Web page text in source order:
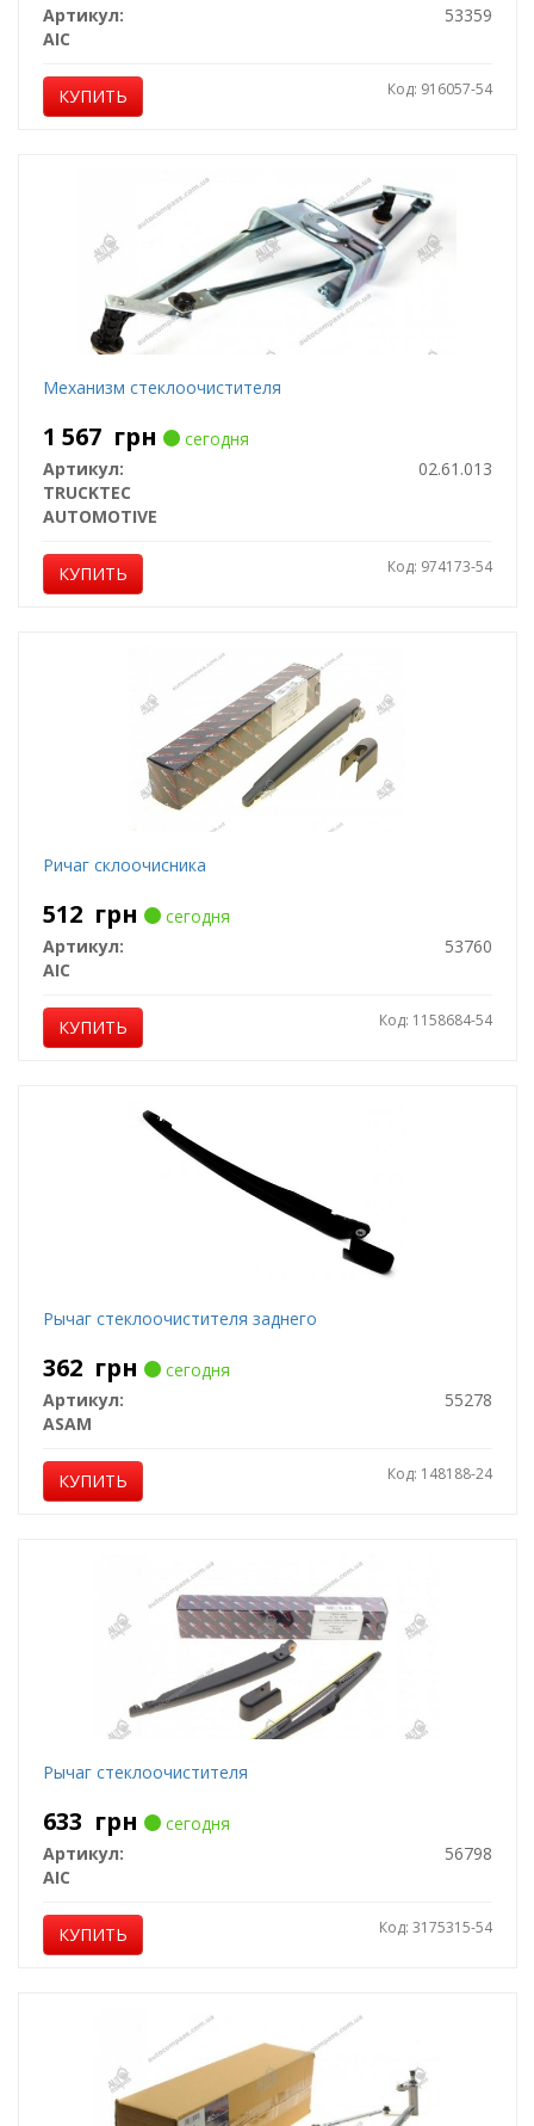
Артикул:
53359
AIC
КУПИТЬ Код: 916057-54
Механизм стеклоочистителя
1 567 грн
сегодня
Артикул:
02.61.013
TRUCKTEC
AUTOMOTIVE
КУПИТЬ Код: 974173-54
Ричаг склоочисника
512 грн
сегодня
Артикул:
53760
AIC
КУПИТЬ Код: 1158684-54
Рычаг стеклоочистителя заднего
362 грн
сегодня
Артикул:
55278
ASAM
КУПИТЬ Код: 148188-24
Рычаг стеклоочистителя
633 грн
сегодня
Артикул:
56798
AIC
КУПИТЬ Код: 3175315-54